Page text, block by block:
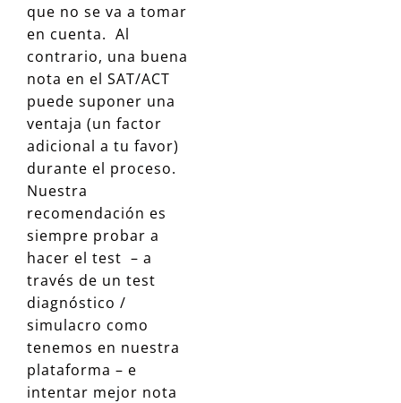
que no se va a tomar
en cuenta. Al
contrario, una buena
nota en el SAT/ACT
puede suponer una
ventaja (un factor
adicional a tu favor)
durante el proceso.
Nuestra
recomendación es
siempre probar a
hacer el test – a
través de un test
diagnóstico /
simulacro como
tenemos en nuestra
plataforma – e
intentar mejor nota